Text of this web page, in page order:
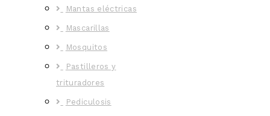
Mantas eléctricas
Mascarillas
Mosquitos
Pastilleros y
trituradores
Pediculosis